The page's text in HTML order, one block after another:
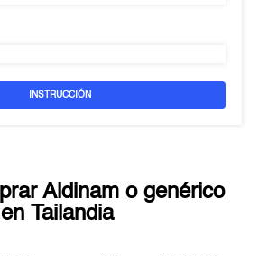
INSTRUCCIÓN
Aldinamo genérico
en Tailandia